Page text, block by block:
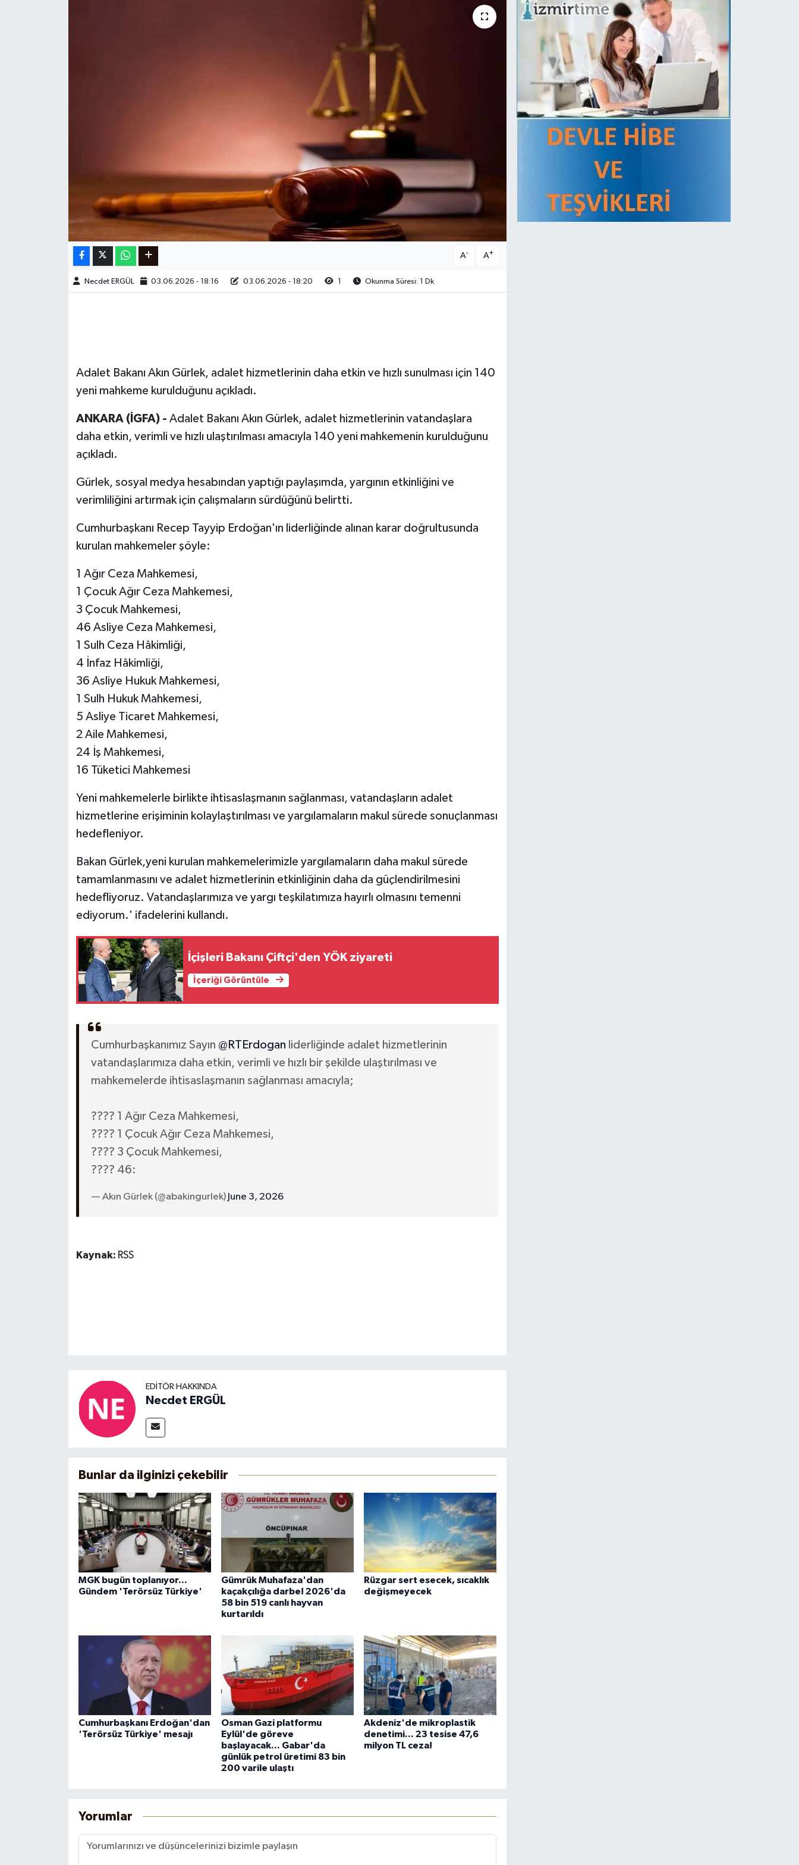
A- A+
Necdet ERGÜL 03.06.2026 - 18:16 03.06.2026 - 18:20 1 Okunma Süresi: 1 Dk
Adalet Bakanı Akın Gürlek, adalet hizmetlerinin daha etkin ve hızlı sunulması için 140
yeni mahkeme kurulduğunu açıkladı.
ANKARA (İGFA) - Adalet Bakanı Akın Gürlek, adalet hizmetlerinin vatandaşlara
daha etkin, verimli ve hızlı ulaştırılması amacıyla 140 yeni mahkemenin kurulduğunu
açıkladı.
Gürlek, sosyal medya hesabından yaptığı paylaşımda, yargının etkinliğini ve
verimliliğini artırmak için çalışmaların sürdüğünü belirtti.
Cumhurbaşkanı Recep Tayyip Erdoğan'ın liderliğinde alınan karar doğrultusunda
kurulan mahkemeler şöyle:
1 Ağır Ceza Mahkemesi,
1 Çocuk Ağır Ceza Mahkemesi,
3 Çocuk Mahkemesi,
46 Asliye Ceza Mahkemesi,
1 Sulh Ceza Hâkimliği,
4 İnfaz Hâkimliği,
36 Asliye Hukuk Mahkemesi,
1 Sulh Hukuk Mahkemesi,
5 Asliye Ticaret Mahkemesi,
2 Aile Mahkemesi,
24 İş Mahkemesi,
16 Tüketici Mahkemesi
Yeni mahkemelerle birlikte ihtisaslaşmanın sağlanması, vatandaşların adalet
hizmetlerine erişiminin kolaylaştırılması ve yargılamaların makul sürede sonuçlanması
hedefleniyor.
Bakan Gürlek,yeni kurulan mahkemelerimizle yargılamaların daha makul sürede
tamamlanmasını ve adalet hizmetlerinin etkinliğinin daha da güçlendirilmesini
hedefliyoruz. Vatandaşlarımıza ve yargı teşkilatımıza hayırlı olmasını temenni
ediyorum.' ifadelerini kullandı.
İçişleri Bakanı Çiftçi'den YÖK ziyareti
İçeriği Görüntüle
Cumhurbaşkanımız Sayın @RTErdogan liderliğinde adalet hizmetlerinin
vatandaşlarımıza daha etkin, verimli ve hızlı bir şekilde ulaştırılması ve
mahkemelerde ihtisaslaşmanın sağlanması amacıyla;
???? 1 Ağır Ceza Mahkemesi,
???? 1 Çocuk Ağır Ceza Mahkemesi,
???? 3 Çocuk Mahkemesi,
???? 46:
— Akın Gürlek (@abakingurlek) June 3, 2026
Kaynak: RSS
EDITÖR HAKKINDA
Necdet ERGÜL
Bunlar da ilginizi çekebilir
MGK bugün toplanıyor...
Gündem 'Terörsüz Türkiye'
Gümrük Muhafaza'dan
kaçakçılığa darbe! 2026'da
58 bin 519 canlı hayvan
kurtarıldı
Rüzgar sert esecek, sıcaklık
değişmeyecek
Cumhurbaşkanı Erdoğan'dan
'Terörsüz Türkiye' mesajı
Osman Gazi platformu
Eylül'de göreve
başlayacak... Gabar'da
günlük petrol üretimi 83 bin
200 varile ulaştı
Akdeniz'de mikroplastik
denetimi... 23 tesise 47,6
milyon TL ceza!
Yorumlar